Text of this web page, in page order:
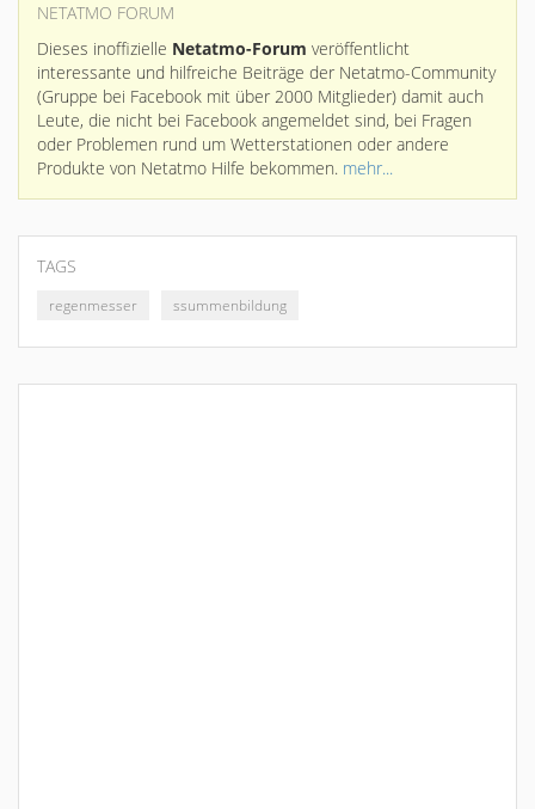
NETATMO FORUM
Dieses inoffizielle Netatmo-Forum veröffentlicht
interessante und hilfreiche Beiträge der Netatmo-Community
(Gruppe bei Facebook mit über 2000 Mitglieder) damit auch
Leute, die nicht bei Facebook angemeldet sind, bei Fragen
oder Problemen rund um Wetterstationen oder andere
Produkte von Netatmo Hilfe bekommen. mehr...
TAGS
regenmesser ssummenbildung